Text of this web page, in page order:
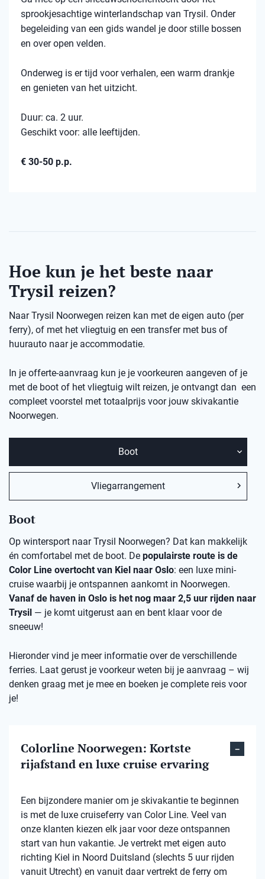
sprookjesachtige winterlandschap van Trysil. Onder
begeleiding van een gids wandel je door stille bossen
en over open velden.
Onderweg is er tijd voor verhalen, een warm drankje
en genieten van het uitzicht.
Duur: ca. 2 uur.
Geschikt voor: alle leeftijden.
€ 30-50 p.p.
Hoe kun je het beste naar
Trysil reizen?
Naar Trysil Noorwegen reizen kan met de eigen auto (per
ferry), of met het vliegtuig en een transfer met bus of
huurauto naar je accommodatie.
In je offerte-aanvraag kun je je voorkeuren aangeven of je
met de boot of het vliegtuig wilt reizen, je ontvangt dan een
compleet voorstel met totaalprijs voor jouw skivakantie
Noorwegen.
Boot
Vliegarrangement
Boot
Op wintersport naar Trysil Noorwegen? Dat kan makkelijk
én comfortabel met de boot. De populairste route is de
Color Line overtocht van Kiel naar Oslo: een luxe mini-
cruise waarbij je ontspannen aankomt in Noorwegen.
Vanaf de haven in Oslo is het nog maar 2,5 uur rijden naar
Trysil — je komt uitgerust aan en bent klaar voor de
sneeuw!
Hieronder vind je meer informatie over de verschillende
ferries. Laat gerust je voorkeur weten bij je aanvraag – wij
denken graag met je mee en boeken je complete reis voor
je!
Colorline Noorwegen: Kortste
rijafstand en luxe cruise ervaring
Een bijzondere manier om je skivakantie te beginnen
is met de luxe cruiseferry van Color Line. Veel van
onze klanten kiezen elk jaar voor deze ontspannen
start van hun vakantie. Je vertrekt met eigen auto
richting Kiel in Noord Duitsland (slechts 5 uur rijden
vanuit Utrecht) en vanuit daar vertrekt de ferry om